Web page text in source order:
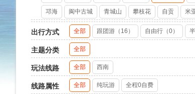
邛海 阆中古城 青城山 攀枝花 自贡 米
出行方式 全部 跟团游（16） 自由行（0）
主题分类 全部
玩法线路 全部 西南
线路属性 全部 纯玩游 全程0自费